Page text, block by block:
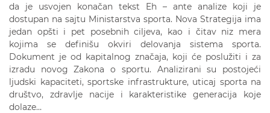
da je usvojen konačan tekst Eh – ante analize koji je
dostupan na sajtu Ministarstva sporta. Nova Strategija ima
jedan opšti i pet posebnih ciljeva, kao i čitav niz mera
kojima se definišu okviri delovanja sistema sporta.
Dokument je od kapitalnog značaja, koji će poslužiti i za
izradu novog Zakona o sportu. Analizirani su postojeći
ljudski kapaciteti, sportske infrastrukture, uticaj sporta na
društvo, zdravlje nacije i karakteristike generacija koje
dolaze…